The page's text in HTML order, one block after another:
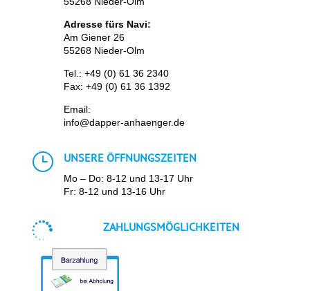
Adresse fürs Navi:
Am Giener 26
55268 Nieder-Olm
Tel.: +49 (0) 61 36 2340
Fax: +49 (0) 61 36 1392
Email:
info@dapper-anhaenger.de
} UNSERE ÖFFNUNGSZEITEN
Mo – Do: 8-12 und 13-17 Uhr
Fr: 8-12 und 13-16 Uhr
 ZAHLUNGSMÖGLICHKEITEN